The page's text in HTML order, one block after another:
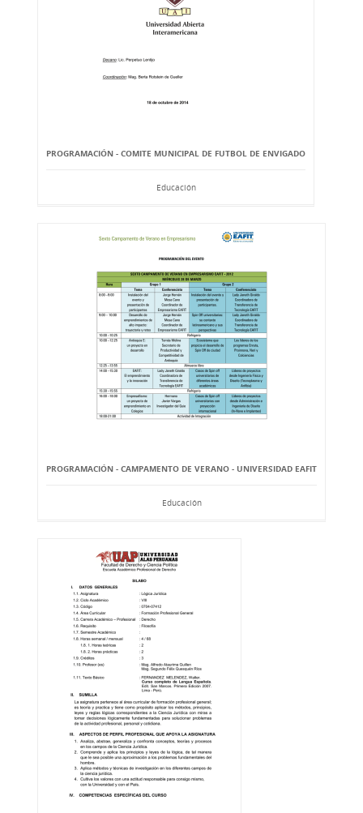
PROGRAMACIÓN - COMITE MUNICIPAL DE FUTBOL DE ENVIGADO
Educación
PROGRAMACIÓN - CAMPAMENTO DE VERANO - UNIVERSIDAD EAFIT
Educación